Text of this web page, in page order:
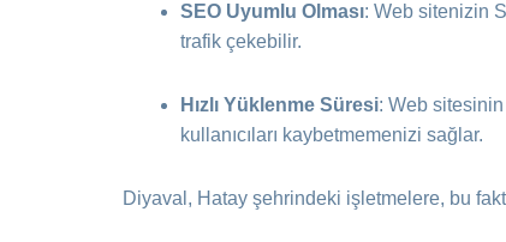
SEO Uyumlu Olması: Web sitenizin
trafik çekebilir.
Hızlı Yüklenme Süresi: Web sitesinin
kullanıcıları kaybetmemenizi sağlar.
Diyaval, Hatay şehrindeki işletmelere, bu